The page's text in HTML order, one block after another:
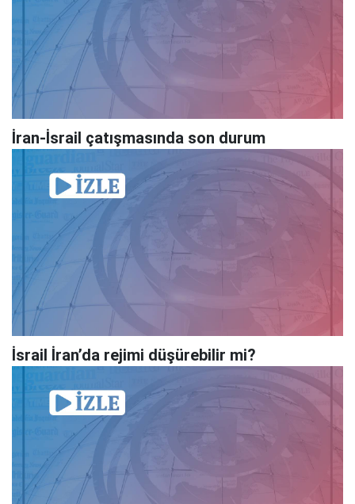
İran-İsrail çatışmasında son durum
İsrail İran’da rejimi düşürebilir mi?